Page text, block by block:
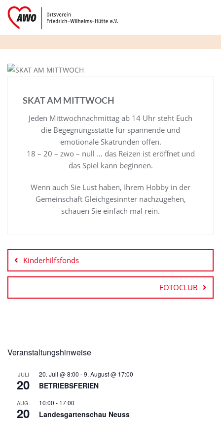
Skip
content
SKAT AM MITTWOCH
Jeden Mittwochnachmittag ab 14 Uhr steht Euch
die Begegnungsstätte für spannende und
emotionale Skatrunden offen.
18 – 20 – zwo – null … das Reizen ist eröffnet und
das Spiel kann beginnen.
Wenn auch Sie Lust haben, Ihrem Hobby in der
Gemeinschaft Gleichgesinnter nachzugehen,
schauen Sie einfach mal rein.
Kinderhilfsfonds
FOTOCLUB
Veranstaltungshinweise
JULI
20
20. Juli @ 8:00 -9. August @ 17:00
BETRIEBSFERIEN
AUG.
20
10:00 - 17:00
Landesgartenschau Neuss